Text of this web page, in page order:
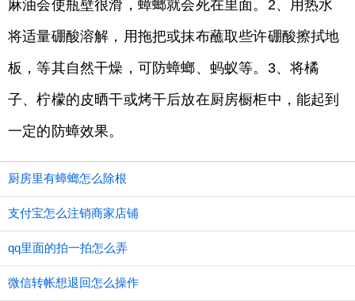
麻油会使瓶壁很滑，蟑螂就会死在里面。2、用热水
将适量硼酸溶解，用拖把或抹布蘸取些许硼酸擦拭地
板，等其自然干燥，可防蟑螂、蚂蚁等。3、将橘
子、柠檬的皮晒干或烤干后放在厨房橱柜中，能起到
一定的防蟑效果。
厨房里有蟑螂怎么除根
支付宝怎么注销商家店铺
qq里面的拍一拍怎么弄
微信转帐想退回怎么操作